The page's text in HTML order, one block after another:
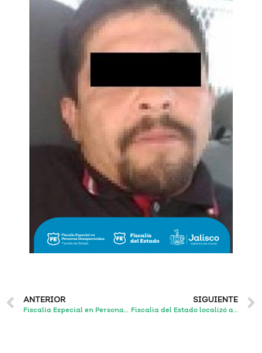
ANTERIOR
Fiscalía Especial en Personas Desaparecidas obtiene vinculación a proceso de siete sujetos relacionados en la comisión de los delitos de desaparición
SIGUIENTE
Fiscalía del Estado localizó a una mujer y dos menores reportados como desaparecidos en Nayarit